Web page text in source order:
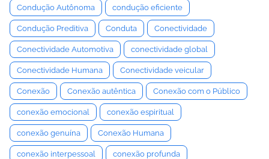
Condução Autônoma condução eficiente
Condução Preditiva Conduta Conectividade
Conectividade Automotiva conectividade global
Conectividade Humana Conectividade veicular
Conexão Conexão autêntica Conexão com o Público
conexão emocional conexão espiritual
conexão genuína Conexão Humana
conexão interpessoal conexão profunda